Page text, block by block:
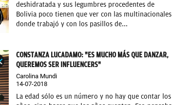
deshidratada y sus legumbres procedentes de
Bolivia poco tienen que ver con las multinacionales
donde trabajó y con los pasillos de...
CONSTANZA LUCADAMO: "ES MUCHO MÁS QUE DANZAR,
QUEREMOS SER INFLUENCERS"
Carolina Mundi
14-07-2018
La edad sólo es un número y no hay que contar los